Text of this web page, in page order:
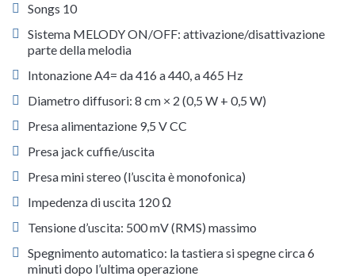
Songs 10
Sistema MELODY ON/OFF: attivazione/disattivazione
parte della melodia
Intonazione A4= da 416 a 440, a 465 Hz
Diametro diffusori: 8 cm × 2 (0,5 W + 0,5 W)
Presa alimentazione 9,5 V CC
Presa jack cuffie/uscita
Presa mini stereo (l’uscita è monofonica)
Impedenza di uscita 120 Ω
Tensione d’uscita: 500 mV (RMS) massimo
Spegnimento automatico: la tastiera si spegne circa 6
minuti dopo l’ultima operazione